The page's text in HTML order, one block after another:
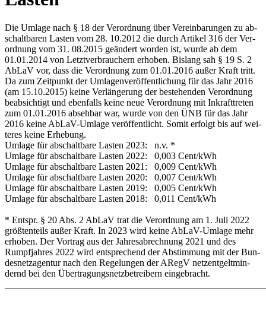
Die Um­la­ge nach § 18 der Ver­ord­nung über Ver­ein­ba­run­gen zu ab­
schalt­ba­ren Las­ten vom 28. 10.2012 die durch Ar­ti­kel 316 der Ver­
ord­nung vom 31. 08.2015 ge­än­dert wor­den ist, wur­de ab dem
01.01.2014 von Letzt­ver­brau­chern er­ho­ben. Bis­lang sah § 19 S. 2
Ab­LaV vor, dass die Ver­ord­nung zum 01.01.2016 au­ßer Kraft tritt.
Da zum Zeit­punkt der Um­la­gen­ver­öf­fent­li­chung für das Jahr 2016
(am 15.10.2015) kei­ne Ver­län­ge­rung der be­ste­hen­den Ver­ord­nung
be­ab­sich­tigt und eben­falls kei­ne neue Ver­ord­nung mit In­kraft­tre­ten
zum 01.01.2016 ab­seh­bar war, wur­de von den ÜNB für das Jahr
2016 kei­ne Ab­LaV-Um­la­ge ver­öf­fent­licht. So­mit er­folgt bis auf wei­
te­res kei­ne Er­he­bung.
Um­la­ge für ab­schalt­ba­re Las­ten 2023: n.v. *
Um­la­ge für ab­schalt­ba­re Las­ten 2022: 0,003 Cent/kWh
Um­la­ge für ab­schalt­ba­re Las­ten 2021: 0,009 Cent/kWh
Um­la­ge für ab­schalt­ba­re Las­ten 2020: 0,007 Cent/kWh
Um­la­ge für ab­schalt­ba­re Las­ten 2019: 0,005 Cent/kWh
Um­la­ge für ab­schalt­ba­re Las­ten 2018: 0,011 Cent/kWh
* Entspr. § 20 Abs. 2 Ab­LaV trat die Ver­ord­nung am 1. Ju­li 2022
größ­ten­teils au­ßer Kraft. In 2023 wird kei­ne Ab­LaV-Um­la­ge mehr
er­ho­ben. Der Vor­trag aus der Jah­res­ab­rech­nung 2021 und des
Rumpf­jah­res 2022 wird ent­spre­chend der Ab­stim­mung mit der Bun­
des­netz­agen­tur nach den Re­ge­lun­gen der ARegV netz­ent­gelt­min­
dernd bei den Über­tra­gungs­netz­be­trei­bern ein­ge­bracht.